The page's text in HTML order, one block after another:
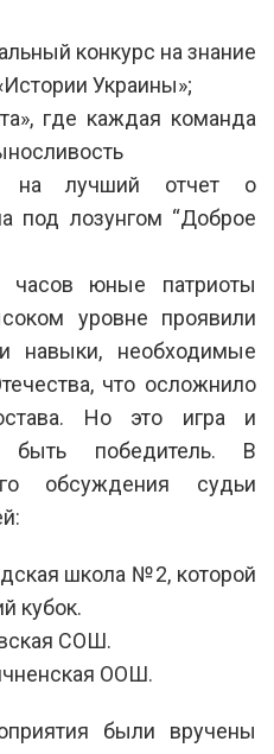
конкурс на знание
Украины»;
где каждая команда
на лучший отчет о
под лозунгом “Доброе
часов юные патриоты
уровне проявили
навыки, необходимые
что осложнило
Но это игра и
быть победитель. В
обсуждения судьи
школа №2, которой
кубок.
СОШ.
ООШ.
были вручены